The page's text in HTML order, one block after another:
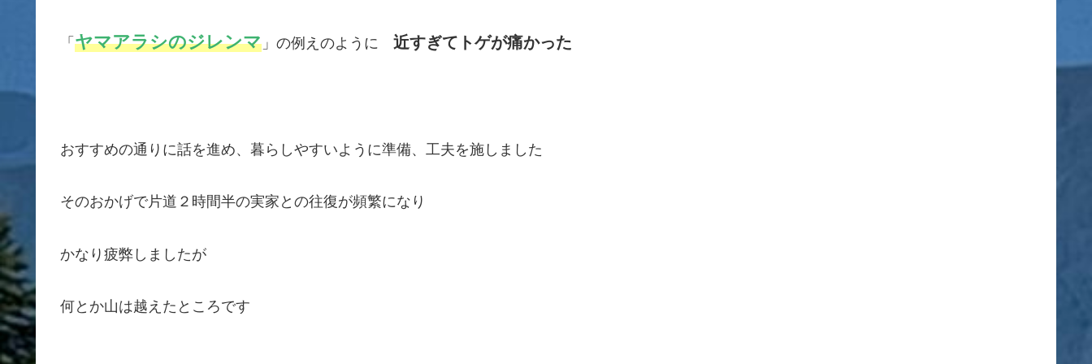
「 ヤマアラシのジレンマ 」の例えのように 近すぎてトゲが痛かった
おすすめの通りに話を進め、暮らしやすいように準備、工夫を施しました
そのおかげで片道２時間半の実家との往復が頻繁になり
かなり疲弊しましたが
何とか山は越えたところです